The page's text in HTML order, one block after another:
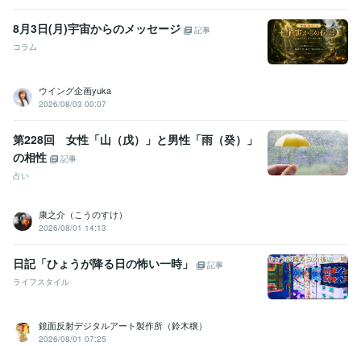
8月3日(月)宇宙からのメッセージ
記事
コラム
ウイング企画yuka
2026/08/03 00:07
第228回 女性「山（戊）」と男性「雨（癸）」
の相性
記事
占い
康之介（こうのすけ）
2026/08/01 14:13
日記「ひょうが降る日の怖い一時」
記事
ライフスタイル
鏡面反射デジタルアート製作所（鈴木穣）
2026/08/01 07:25